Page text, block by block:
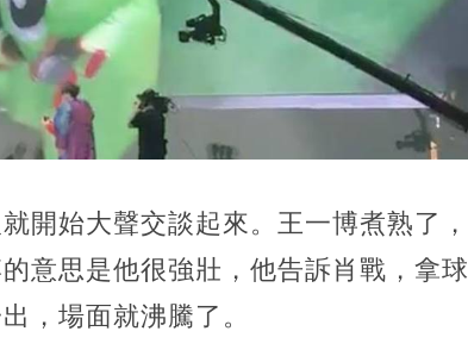
開始大聲交談起來。王一博煮熟了，
意思是他很強壯，他告訴肖戰，拿球
，場面就沸騰了。